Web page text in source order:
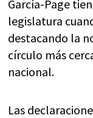
García-Page
legislatura
destacando la
círculo más
nacional.
Las